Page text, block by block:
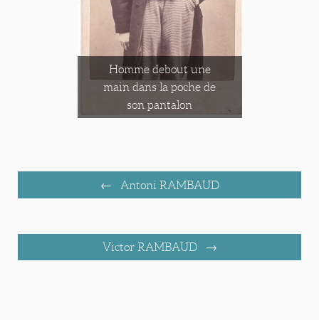
Homme debout une
main dans la poche de
son pantalon
Antoni RAMBAUD
Victor RAMBAUD